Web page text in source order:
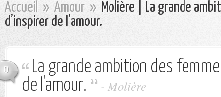
Accueil » Amour » Molière | La grande
d’inspirer de l’amour.
0
La grande ambition des
de l'amour.
- Molière